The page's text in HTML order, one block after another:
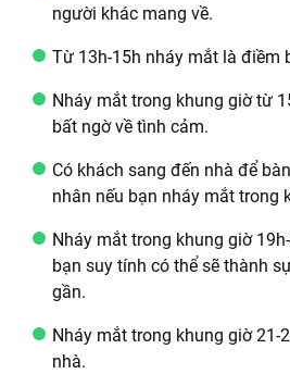
người khác mang về.
Từ 13h-15h nháy mắt là điềm
Nháy mắt trong khung giờ từ
bất ngờ về tình cảm.
Có khách sang đến nhà để
nhân nếu bạn nháy mắt trong
Nháy mắt trong khung giờ
bạn suy tính có thể sẽ thành
gần.
Nháy mắt trong khung giờ 21-
nhà.